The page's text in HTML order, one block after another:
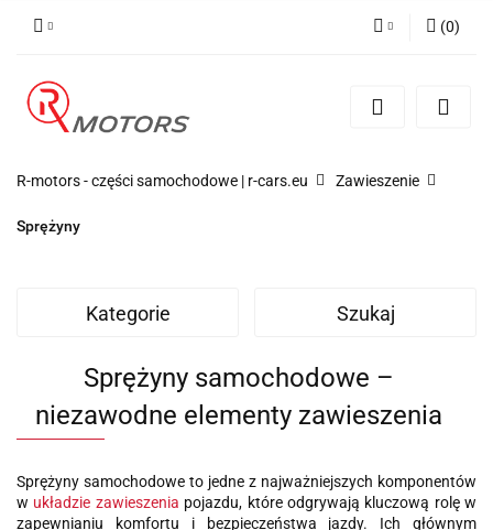
Zarejestruj się
(0)
R-motors - części samochodowe | r-cars.eu Zawieszenie
Sprężyny
Kategorie Szukaj
Sprężyny samochodowe –
niezawodne elementy zawieszenia
Sprężyny samochodowe to jedne z najważniejszych komponentów
w układzie zawieszenia pojazdu, które odgrywają kluczową rolę w
zapewnianiu komfortu i bezpieczeństwa jazdy. Ich głównym